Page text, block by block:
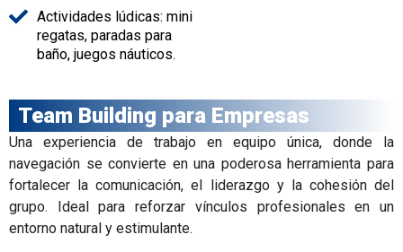
Actividades lúdicas: mini
regatas, paradas para
baño, juegos náuticos.
Team Building para Empresas
Una experiencia de trabajo en equipo única, donde la
navegación se convierte en una poderosa herramienta para
fortalecer la comunicación, el liderazgo y la cohesión del
grupo. Ideal para reforzar vínculos profesionales en un
entorno natural y estimulante.